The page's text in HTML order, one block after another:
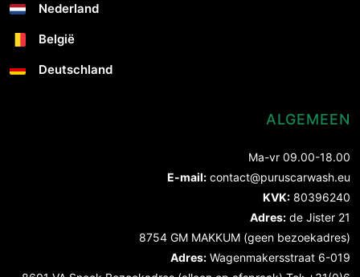
Nederland
België
Deutschland
ALGEMEEN
Ma-vr 09.00-18.00
E-mail: contact@puruscarwash.eu
KVK: 80396240
Adres: de Jister 21
8754 GM MAKKUM (geen bezoekadres)
Adres: Wagenmakersstraat 6-019